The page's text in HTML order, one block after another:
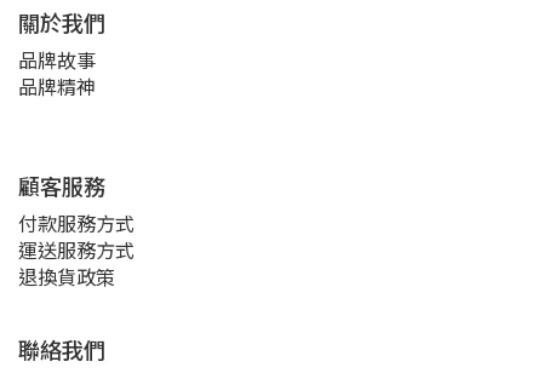
關於我們
品牌故事
品牌精神
顧客服務
付款服務方式
運送服務方式
退換貨政策
聯絡我們